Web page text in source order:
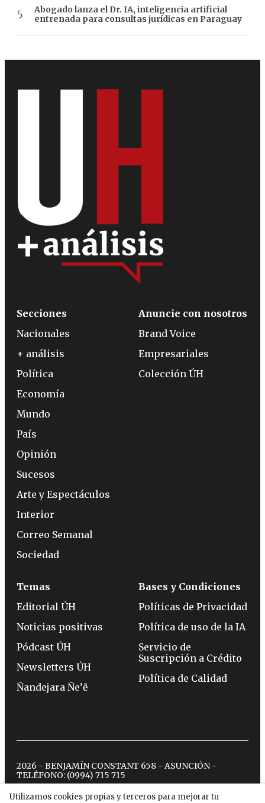
Abogado lanza el Dr. IA, inteligencia artificial
entrenada para consultas jurídicas en Paraguay
Utilizamos cookies propias y terceros para mejorar tu
Secciones
Nacionales
+ análisis
Política
Economía
Mundo
País
Opinión
Sucesos
Arte y Espectáculos
Interior
Correo Semanal
Sociedad
Anuncie con nosotros
Brand Voice
Empresariales
Colección ÚH
Temas
Editorial ÚH
Noticias positivas
Pódcast ÚH
Newsletters ÚH
Ñandejara Ñe’ẽ
Bases y Condiciones
Políticas de Privacidad
Política de uso de la IA
Servicio de
Suscripción a Crédito
Política de Calidad
2026 - BENJAMÍN CONSTANT 658 - ASUNCIÓN -
TELÉFONO: (0994) 715 715